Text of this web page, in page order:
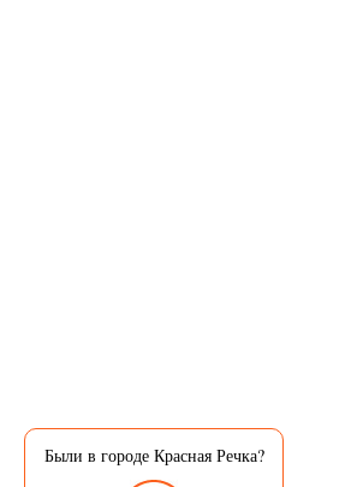
Были в городе Красная Речка?